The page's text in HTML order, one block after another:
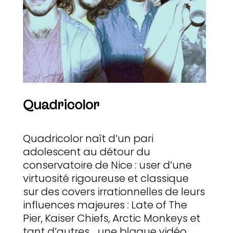
Quadricolor
Quadricolor naît d’un pari
adolescent au détour du
conservatoire de Nice : user d’une
virtuosité rigoureuse et classique
sur des covers irrationnelles de leurs
influences majeures : Late of The
Pier, Kaiser Chiefs, Arctic Monkeys et